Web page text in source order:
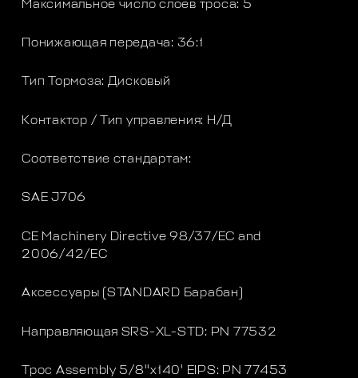
Максимальное число слоев троса: 5
Понижающая передача: 36:1
Тип Тормоза: Дисковый
Контактор / Тип управления: Н/Д
Соответствие стандартам:
SAE J706
CE Machinery Directive 98/37/EC and
2006/42/EC
Аксессуары (STANDARD Барабан)
Направляющая SRS-XL-STD: PN 77532
Трос Assembly 5/8''x140' EIPS: PN 77453